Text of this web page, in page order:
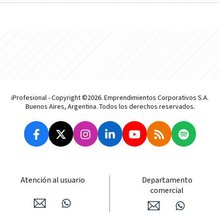
iProfesional - Copyright ©2026. Emprendimientos Corporativos S.A.
Buenos Aires, Argentina. Todos los derechos reservados.
Atención al usuario
Departamento
comercial